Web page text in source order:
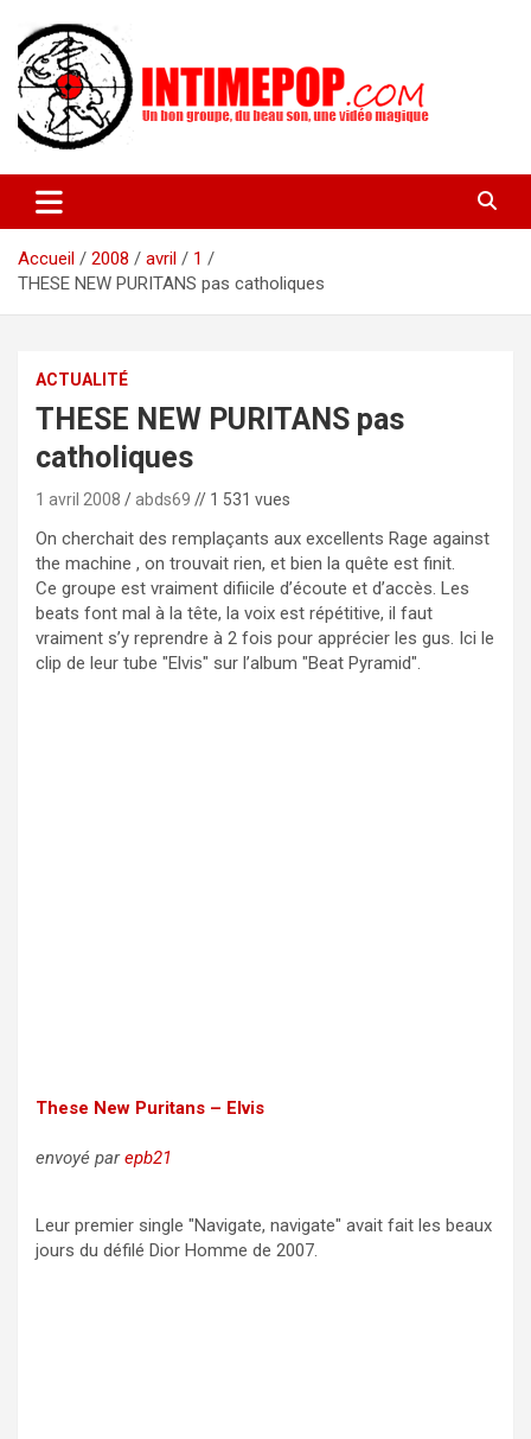
contenu
intimepop.com
actuelles pop rock, post-rock, indé sur Lyon. rock pop concert
lyon
Accueil
2008 avril
1
THESE NEW PURITANS pas catholiques
ACTUALITÉ
THESE NEW PURITANS pas
catholiques
1 avril 2008 abds69 // 1 531 vues
On cherchait des remplaçants aux excellents Rage against
the machine , on trouvait rien, et bien la quête est finit.
Ce groupe est vraiment difiicile d’écoute et d’accès. Les
beats font mal à la tête, la voix est répétitive, il faut
vraiment s’y reprendre à 2 fois pour apprécier les gus. Ici le
clip de leur tube "Elvis" sur l’album "Beat Pyramid".
These New Puritans – Elvis
envoyé parepb21
Leur premier single "Navigate, navigate" avait fait les beaux
jours du défilé Dior Homme de 2007.